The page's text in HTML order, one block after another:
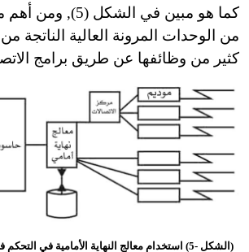
كما هو مبين في
من الوحدات المرونة العالية الناتجة
كثير من وظائفها عن طريق برامج
(الشكل -5) استخدام معالج النهاية الأمامية في